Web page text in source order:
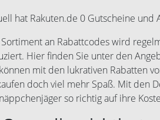
hat Rakuten.de 0 Gutscheine und
Sortiment an Rabattcodes wird
Hier finden Sie unter den
mit den lukrativen Rabatten
doch viel mehr Spaß. Mit den
so richtig auf ihre